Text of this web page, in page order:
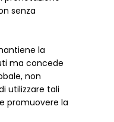
senza
la
ma concede
non
utilizzare tali
promuovere la